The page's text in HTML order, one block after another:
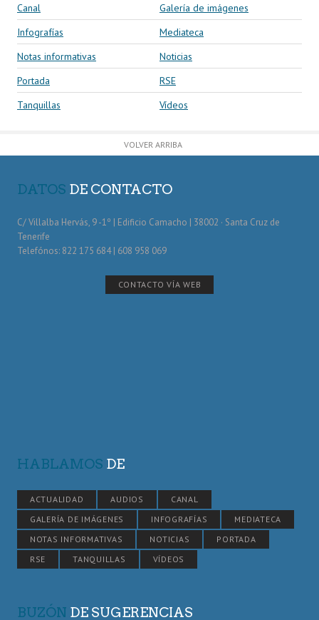
Canal
Galería de imágenes
Infografías
Mediateca
Notas informativas
Noticias
Portada
RSE
Tanquillas
Vídeos
VOLVER ARRIBA
DATOS DE CONTACTO
C/ Villalba Hervás, 9 -1º | Edificio Camacho | 38002 · Santa Cruz de
Tenerife
Telefónos: 822 175 684 | 608 958 069
CONTACTO VÍA WEB
HABLAMOS DE
ACTUALIDAD AUDIOS
CANAL
GALERÍA DE IMÁGENES
INFOGRAFÍAS
MEDIATECA
NOTAS INFORMATIVAS
NOTICIAS
PORTADA
RSE
TANQUILLAS VÍDEOS
BUZÓN DE SUGERENCIAS